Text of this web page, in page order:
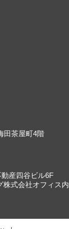
田茶屋町4階
産四谷ビル6F
株式会社オフィス内